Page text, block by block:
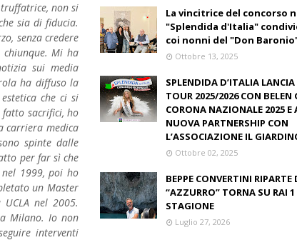
non si
sia di fiducia.
senza credere
chiunque. Mi ha
sui media
ha diffuso la
che ci si
sacrifici, ho
carriera medica
spinte dalle
per far sì che
1999, poi ho
un Master
nel 2005.
Milano. Io non
interventi
La vincitrice del concorso
"Splendida d'Italia"
coi nonni del "Don
Ottobre 13, 2025
SPLENDIDA D’ITALIA
TOUR 2025/2026 CON BELEN
CORONA NAZIONALE 2025 E
NUOVA PARTNERSHIP CON
L’ASSOCIAZIONE IL
Ottobre 02, 2025
BEPPE CONVERTINI RIPARTE
“AZZURRO” TORNA SU RAI
STAGIONE
Luglio 27, 2026